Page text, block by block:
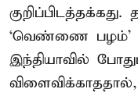
‘வெண்ணை பழம்’
இந்தியாவில்